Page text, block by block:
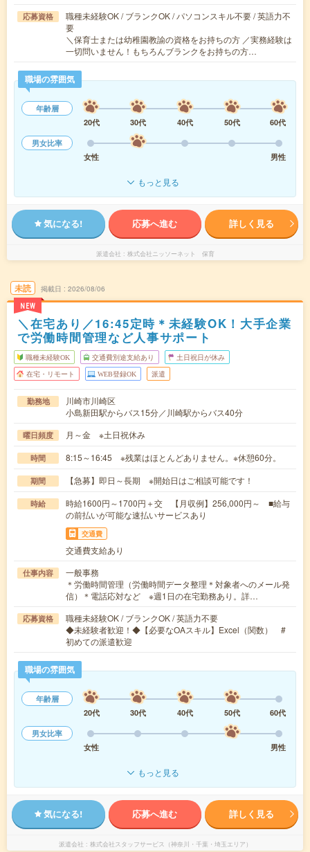
応募資格
職種未経験OK / ブランクOK / パソコンスキル不要 / 英語力不
要
＼保育士または幼稚園教諭の資格をお持ちの方 ／実務経験は
一切問いません！もちろんブランクをお持ちの方…
職場の雰囲気
年齢層
20代
30代 40代 50代
60代
男女比率
女性
男性
もっと見る
気になる! 応募へ進む 詳しく見る
派遣会社 株式会社ニッソーネット 保育
未読
NEW
掲載日 2026/08/06
＼在宅あり／16:45定時＊未経験OK！大手企業
で労働時間管理など人事サポート
職種未経験OK 交通費別途支給あり 土日祝日が休み
在宅・リモート WEB登録OK 派遣
勤務地
川崎市川崎区
小島新田駅からバス15分／川崎駅からバス40分
曜日頻度 月～金 ※土日祝休み
時間 8:15～16:45 ※残業はほとんどありません。※休憩60分。
期間 【急募】即日～長期 ※開始日はご相談可能です！
時給
時給1600円～1700円＋交 【月収例】256,000円～ ■給与
の前払いが可能な速払いサービスあり
交通費
交通費支給あり
仕事内容
一般事務
＊労働時間管理（労働時間データ整理＊対象者へのメール発
信）＊電話応対など ※週1日の在宅勤務あり。詳…
応募資格
職種未経験OK / ブランクOK / 英語力不要
◆未経験者歓迎！◆【必要なOAスキル】Excel（関数） #
初めての派遣歓迎
職場の雰囲気
年齢層
20代
30代 40代 50代
60代
男女比率
女性
男性
もっと見る
気になる! 応募へ進む 詳しく見る
派遣会社 株式会社スタッフサービス（神奈川・千葉・埼玉エリア）